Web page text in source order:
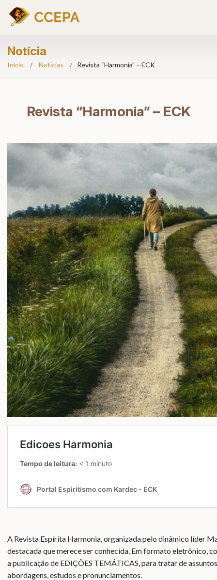
Notícia
Início Notícias Revista “Harmonia” – ECK
Revista “Harmonia” – ECK
A Revista Espírita Harmonia, organizada pelo dinâmico líder
destacada que merece ser conhecida. Em formato eletrônico,
a publicação de EDIÇÕES TEMÁTICAS, para tratar de
abordagens, estudos e pronunciamentos.